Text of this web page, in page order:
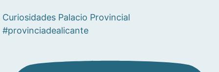
Curiosidades Palacio Provincial
#provinciadealicante